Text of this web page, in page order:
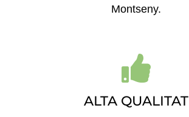
Montseny.
ALTA QUALITAT